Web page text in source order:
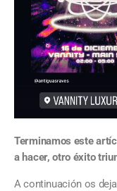
Terminamos este
a hacer, otro éxito
A continuación os